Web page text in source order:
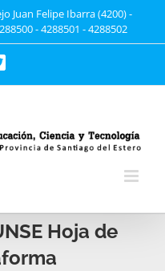
Juan Felipe Ibarra (4200) -
- 4288501 - 4288502
Twitter
Hoja de